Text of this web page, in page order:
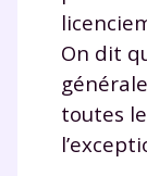
On dit
toutes